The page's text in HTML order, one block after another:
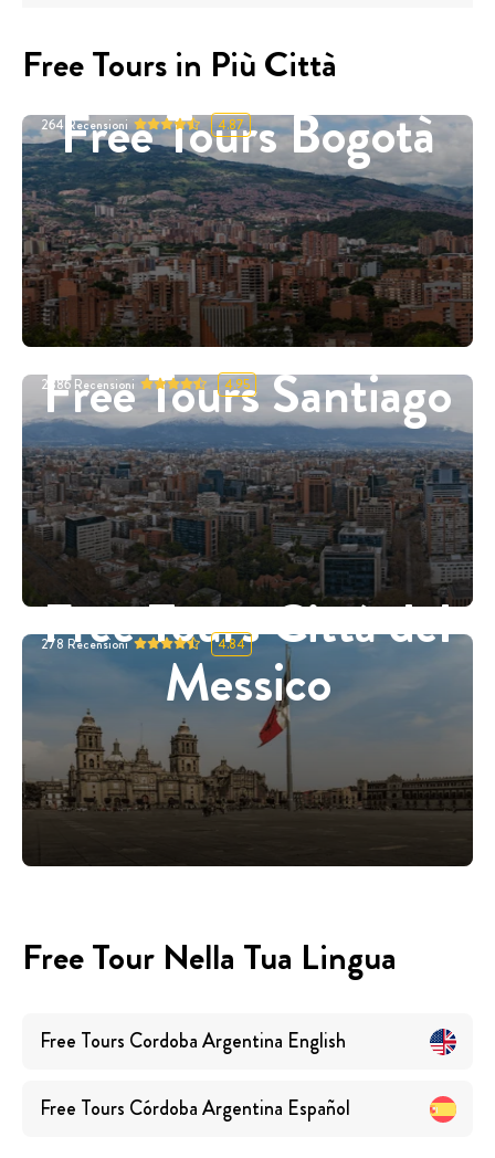
Free Tours in Più Città
Free Tours Bogotà
264 Recensioni 4.87
Free Tours Santiago
2886 Recensioni 4.95
Free Tours Città del
Messico
278 Recensioni 4.84
Free Tour Nella Tua Lingua
Free Tours Cordoba Argentina English
Free Tours Córdoba Argentina Español